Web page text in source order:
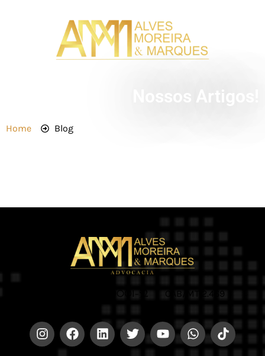
Home Blog
CNPJ 42.579.159/0001-52 | OAB/MT 2.469